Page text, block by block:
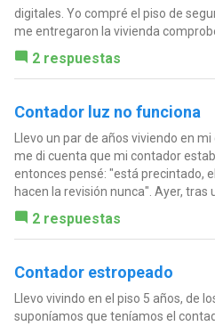
digitales. Yo compré el piso de
me entregaron la vivienda
2 respuestas
Contador luz no funciona
Llevo un par de años viviendo en
me di cuenta que mi contador
entonces pensé: "está precintado,
hacen la revisión nunca". Ayer, tras
2 respuestas
Contador estropeado
Llevo vivindo en el piso 5 años, de
suponíamos que teníamos el